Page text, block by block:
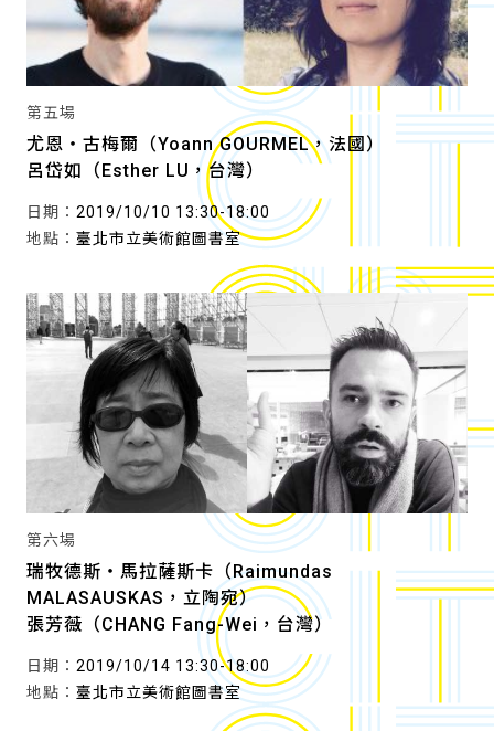
第五場
尤恩・古梅爾（Yoann GOURMEL，法國）
呂岱如（Esther LU，台灣）
日期： 2019/10/10 13:30-18:00
地點： 臺北市立美術館圖書室
第六場
瑞牧德斯・馬拉薩斯卡（Raimundas
MALASAUSKAS，立陶宛）
張芳薇（CHANG Fang-Wei，台灣）
日期： 2019/10/14 13:30-18:00
地點： 臺北市立美術館圖書室